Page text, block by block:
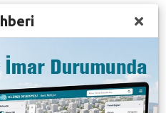
mağlup etti. Günün diğer
İran ekibi Samen
sona mücadele içerisinde
Belediyespor, 39-32
İbrahim, Nikoviç ve
İran ekibinde ise Hassan